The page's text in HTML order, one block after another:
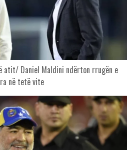
atit/ Daniel Maldini ndërton rrugën e
në tetë vite